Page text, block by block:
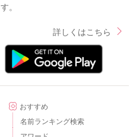
。
詳しくはこちら
おすすめ
名前ランキング検索